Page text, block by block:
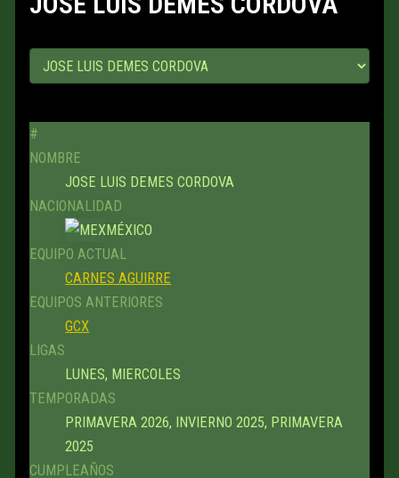
#
NOMBRE
JOSE LUIS DEMES CORDOVA
NACIONALIDAD
MÉXICO
EQUIPO ACTUAL
CARNES AGUIRRE
EQUIPOS ANTERIORES
GCX
LIGAS
LUNES, MIERCOLES
TEMPORADAS
PRIMAVERA 2026, INVIERNO 2025, PRIMAVERA
2025
CUMPLEAÑOS